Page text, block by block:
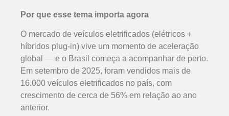
Por que esse tema importa agora
O mercado de veículos eletrificados (elétricos +
híbridos plug-in) vive um momento de aceleração
global — e o Brasil começa a acompanhar de perto.
Em setembro de 2025, foram vendidos mais de
16.000 veículos eletrificados no país, com
crescimento de cerca de 56% em relação ao ano
anterior.